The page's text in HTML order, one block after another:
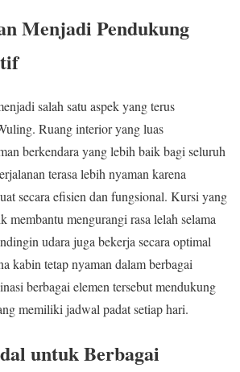
Menjadi Pendukung
salah satu aspek yang terus
Ruang interior yang luas
berkendara yang lebih baik bagi seluruh
terasa lebih nyaman karena
secara efisien dan fungsional. Kursi yang
membantu mengurangi rasa lelah selama
udara juga bekerja secara optimal
kabin tetap nyaman dalam berbagai
berbagai elemen tersebut mendukung
memiliki jadwal padat setiap hari.
untuk Berbagai